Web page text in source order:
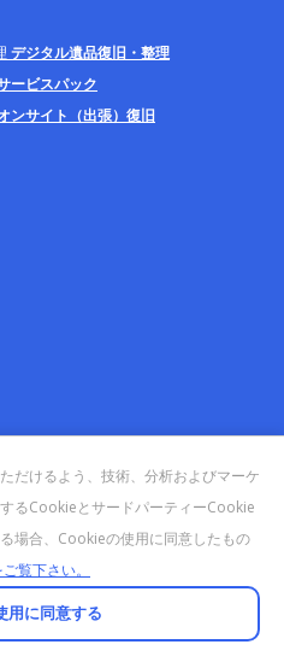
デジタル遺品復旧・整理
ービスパック
ンサイト（出張）復旧
だけるよう、技術、分析およびマーケ
るCookieとサードパーティーCookie
場合、Cookieの使用に同意したもの
覧下さい。
用に同意する